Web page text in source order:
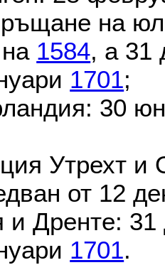
на
1584, а 31
1701;
30
Утрехт
от 12
и Дренте:
1701.